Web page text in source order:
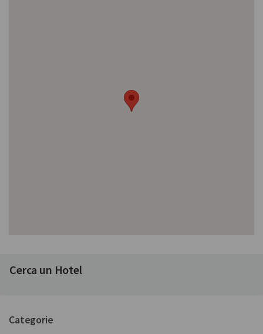
Cerca un Hotel
Categorie